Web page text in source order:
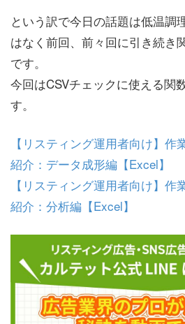
という訳で今日の話題は低温
はなく前回、前々回に引き続き
です。
今回はCSVチェックに使える関
す。
【リスティング運用者向け】
紹介：データ成形編【Excel】
【リスティング運用者向け】
紹介：分析編【Excel】